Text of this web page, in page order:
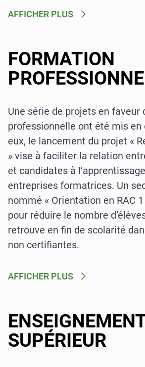
AFFICHER PLUS
FORMATION
Une série de projets en faveur
professionnelle ont été mis
eux, le lancement du projet «
» vise à faciliter la relation
et candidates à
entreprises formatrices. Un
nommé « Orientation en RAC
pour réduire le nombre
retrouve en fin de scolarité
non certifiantes.
AFFICHER PLUS
SUPÉRIEUR